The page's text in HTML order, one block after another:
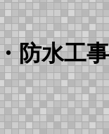
防水工